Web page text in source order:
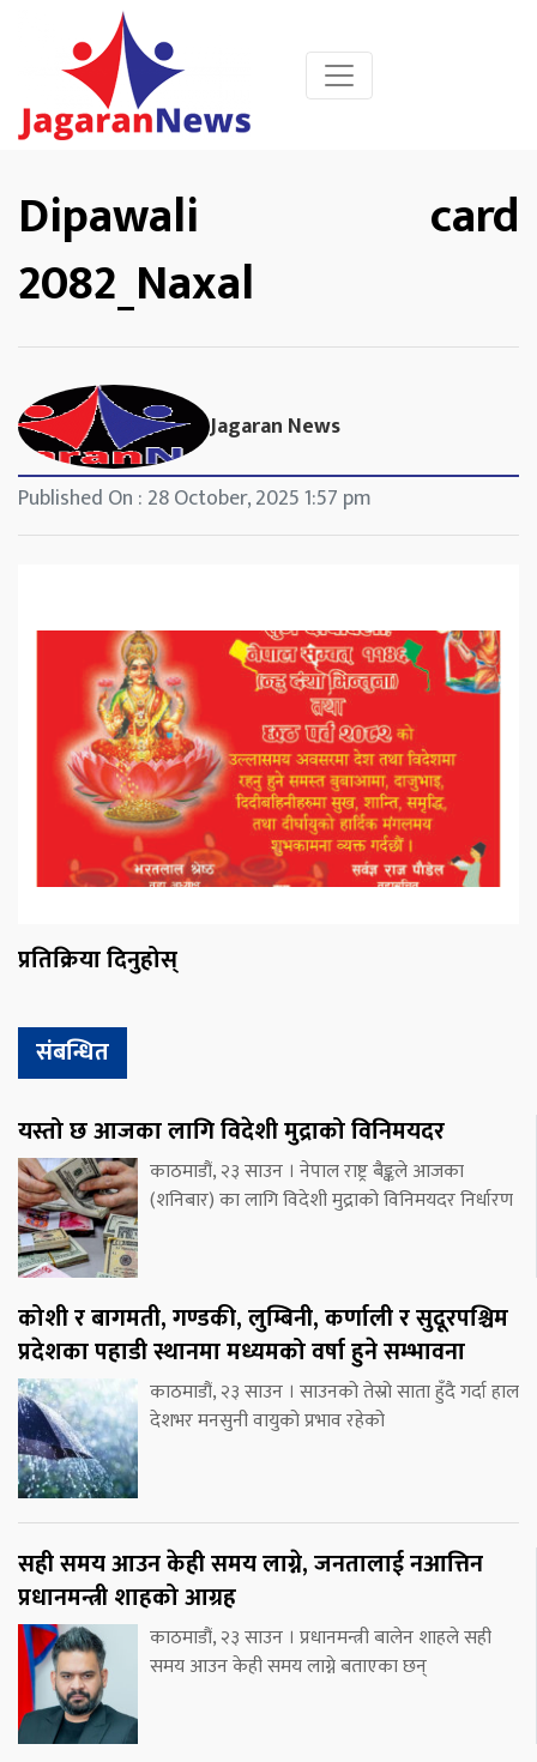
Dipawali card
2082_Naxal
Jagaran News
Published On : 28 October, 2025 1:57 pm
प्रतिक्रिया दिनुहोस्
संबन्धित
यस्तो छ आजका लागि विदेशी मुद्राको विनिमयदर
काठमाडौं, २३ साउन । नेपाल राष्ट्र बैङ्कले आजका
(शनिबार) का लागि विदेशी मुद्राको विनिमयदर निर्धारण
कोशी र बागमती, गण्डकी, लुम्बिनी, कर्णाली र सुदूरपश्चिम
प्रदेशका पहाडी स्थानमा मध्यमको वर्षा हुने सम्भावना
काठमाडौं, २३ साउन । साउनको तेस्रो साता हुँदै गर्दा हाल
देशभर मनसुनी वायुको प्रभाव रहेको
सही समय आउन केही समय लाग्ने, जनतालाई नआत्तिन
प्रधानमन्त्री शाहको आग्रह
काठमाडौं, २३ साउन । प्रधानमन्त्री बालेन शाहले सही
समय आउन केही समय लाग्ने बताएका छन्